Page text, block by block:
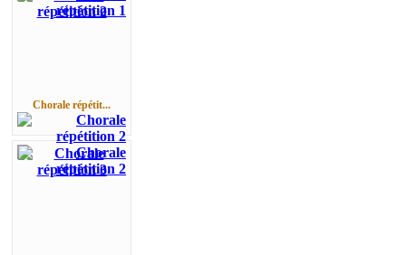
Chorale répétit...